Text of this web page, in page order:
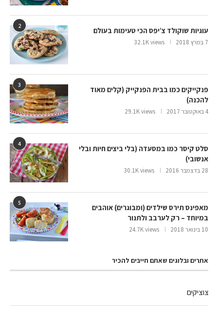
2
עוגיות שוקולד צ’יפס הכי טעימות בעולם
7 במרץ 2018 32.1K views
3
פנקייקים כמו בבית הפנקייק (קלים מאוד
להכנה)
4 באוקטובר 2017 29.1K views
4
סלט קיסר כמו במסעדה (בלי ביצים חיות ובלי
אנשובי)
28 בדצמבר 2016 30.1K views
5
מאפינס תירס שילדים (ומבוגרים) אוהבים
במיוחד – רק לערבב ולתנור
10 בינואר 2018 24.7K views
אתרים ובלוגים שאתם חייבים להכיר
צוציקים